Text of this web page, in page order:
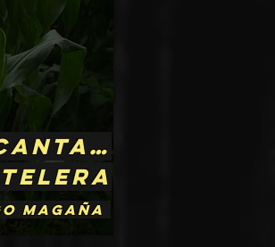
Magaña